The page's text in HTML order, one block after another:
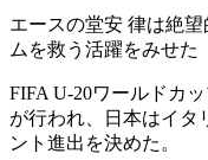
エースの堂安 律は絶
ムを救う活躍をみせた
FIFA U-20ワールドカ
が行われ、日本はイタ
ント進出を決めた。